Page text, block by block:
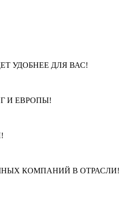
УДОБНЕЕ ДЛЯ ВАС!
И ЕВРОПЫ!
КОМПАНИЙ В